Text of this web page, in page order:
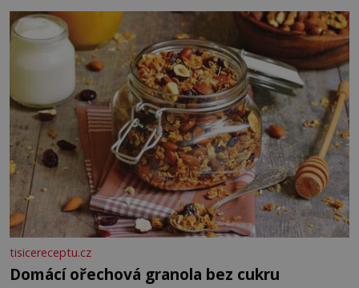
posypání Postup: Oddělte žloutky od bílků. Žloutky
vyšlehejte s cukrem do světlé pěny a postupně do nich
vmíchejte mascarpone, aby vznikl hladký
tisicereceptu.cz
Domácí ořechová granola bez cukru